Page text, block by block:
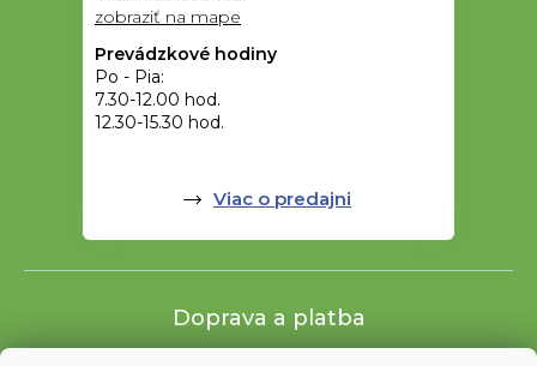
zobraziť na mape
Prevádzkové hodiny
Po - Pia:
7.30-12.00 hod.
12.30-15.30 hod.
Viac o predajni
Doprava a platba